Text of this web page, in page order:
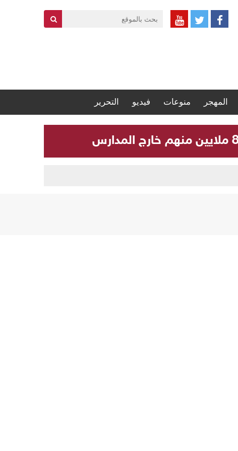
المهجر منوعات فيديو التحرير